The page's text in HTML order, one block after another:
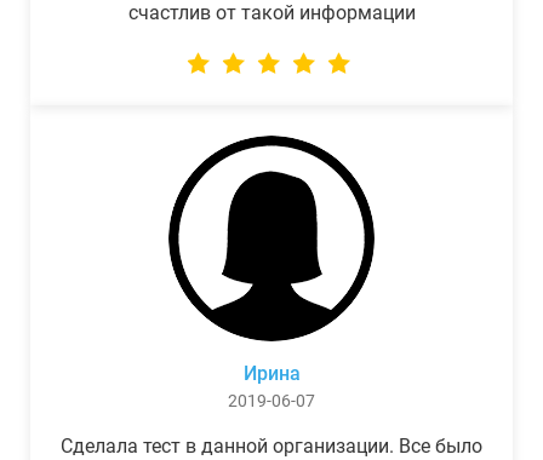
счастлив от такой информации
Ирина
2019-06-07
Сделала тест в данной организации. Все было